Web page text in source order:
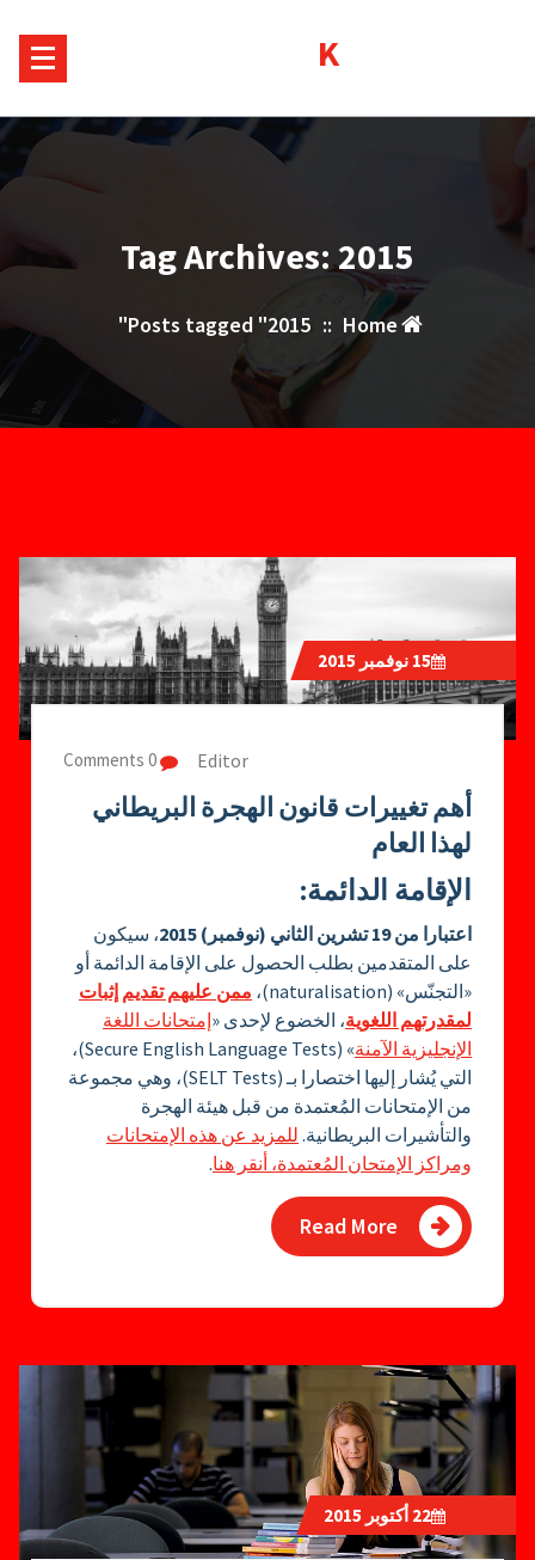
Tag Archives: 2015
Home
::
Posts tagged "2015"
15نوفمبر 2015
Editor
0 Comments
أهم تغييرات قانون الهجرة البريطاني
لهذا العام
الإقامة الدائمة:
اعتبارا من 19 تشرين الثاني (نوفمبر) 2015
، سيكون
على المتقدمين بطلب الحصول على الإقامة الدائمة أو
«التجنّس» (naturalisation)،
ممن عليهم تقديم إثبات
لمقدرتهم اللغوية، الخضوع لإحدى « إمتحانات اللغة
الإنجليزية الآمنة
» (Secure English Language Tests)،
التي يُشار إليها اختصارا بـ (SELT Tests)، وهي مجموعة
من الإمتحانات المُعتمدة من قبل هيئة الهجرة
والتأشيرات البريطانية.للمزيد عن هذه الإمتحانات
ومراكز الإمتحان المُعتمدة، أنقر هنا.
Read More
22أكتوبر 2015